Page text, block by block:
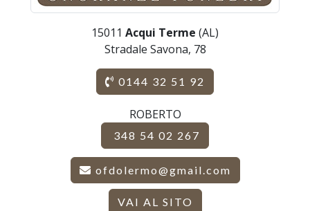
15011 Acqui Terme (AL)
Stradale Savona, 78
0144 32 51 92
ROBERTO
348 54 02 267
ofdolermo@gmail.com
VAI AL SITO